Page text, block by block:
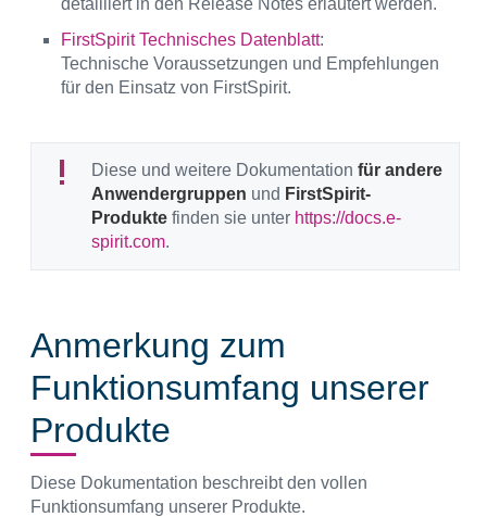
FirstSpirit Technisches Datenblatt:
Technische Voraussetzungen und Empfehlungen
für den Einsatz von FirstSpirit.
Diese und weitere Dokumentation für andere
Anwendergruppen und FirstSpirit-
Produkte finden sie unter https://docs.e-
spirit.com.
Anmerkung zum
Funktionsumfang unserer
Produkte
Diese Dokumentation beschreibt den vollen
Funktionsumfang unserer Produkte.